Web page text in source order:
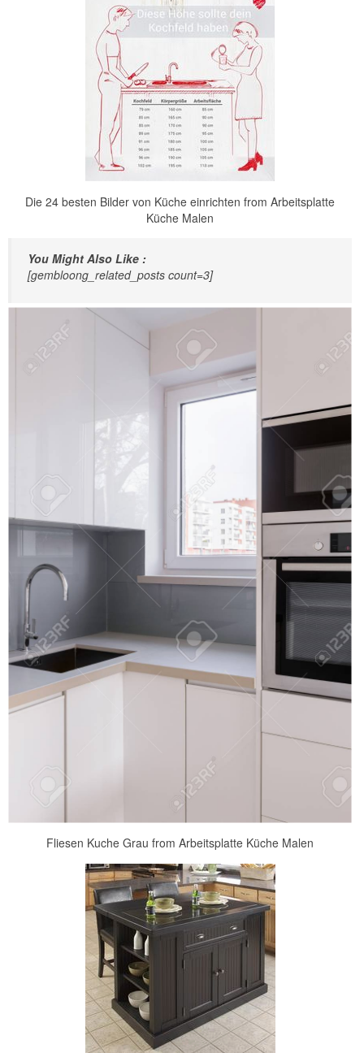
Die 24 besten Bilder von Küche einrichten from Arbeitsplatte
Küche Malen
You Might Also Like :
[gembloong_related_posts count=3]
Fliesen Kuche Grau from Arbeitsplatte Küche Malen